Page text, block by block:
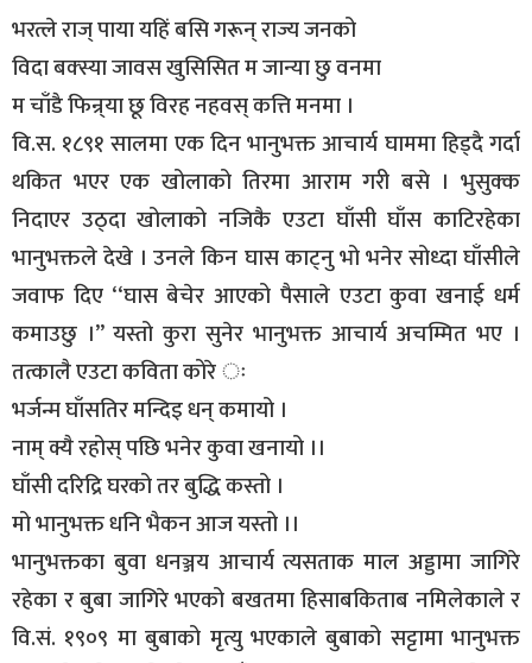
भरत्ले राज् पाया यहिं बसि गरून् राज्य जनको
विदा बक्स्या जावस खुसिसित म जान्या छु वनमा
म चाँडै फिन्र्या छू विरह नहवस् कत्ति मनमा ।
वि.स. १८९१ सालमा एक दिन भानुभक्त आचार्य घाममा हिड्दै गर्दा
थकित भएर एक खोलाको तिरमा आराम गरी बसे । भुसुक्क
निदाएर उठ्दा खोलाको नजिकै एउटा घाँसी घाँस काटिरहेका
भानुभक्तले देखे । उनले किन घास काट्नु भो भनेर सोध्दा घाँसीले
जवाफ दिए ‘‘घास बेचेर आएको पैसाले एउटा कुवा खनाई धर्म
कमाउछु ।’’ यस्तो कुरा सुनेर भानुभक्त आचार्य अचम्मित भए ।
तत्कालै एउटा कविता कोरे ः
भर्जन्म घाँसतिर मन्दिइ धन् कमायो ।
नाम् क्यै रहोस् पछि भनेर कुवा खनायो ।।
घाँसी दरिद्रि घरको तर बुद्धि कस्तो ।
मो भानुभक्त धनि भैकन आज यस्तो ।।
भानुभक्तका बुवा धनञ्जय आचार्य त्यसताक माल अड्डामा जागिरे
रहेका र बुबा जागिरे भएको बखतमा हिसाबकिताब नमिलेकाले र
वि.सं. १९०९ मा बुबाको मृत्यु भएकाले बुबाको सट्टामा भानुभक्त